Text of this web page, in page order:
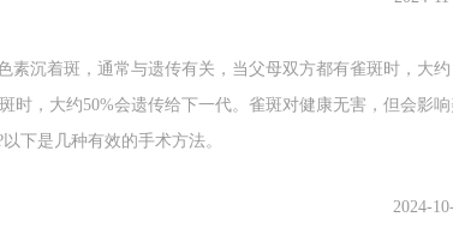
沉着斑，通常与遗传有关，当父母双方都有雀斑时，大约
时，大约50%会遗传给下一代。雀斑对健康无害，但会影响
下是几种有效的手术方法。
2024-